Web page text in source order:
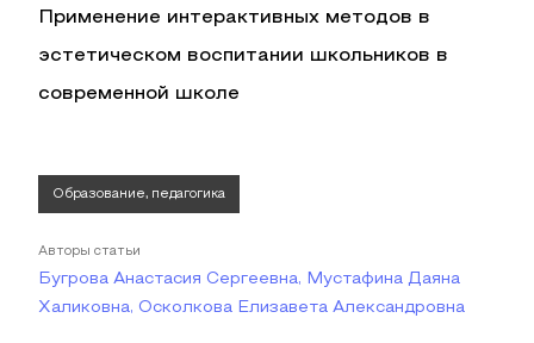
Применение интерактивных методов в
эстетическом воспитании школьников в
современной школе
Образование, педагогика
Авторы статьи
Бугрова Анастасия Сергеевна, Мустафина Даяна
Халиковна, Осколкова Елизавета Александровна